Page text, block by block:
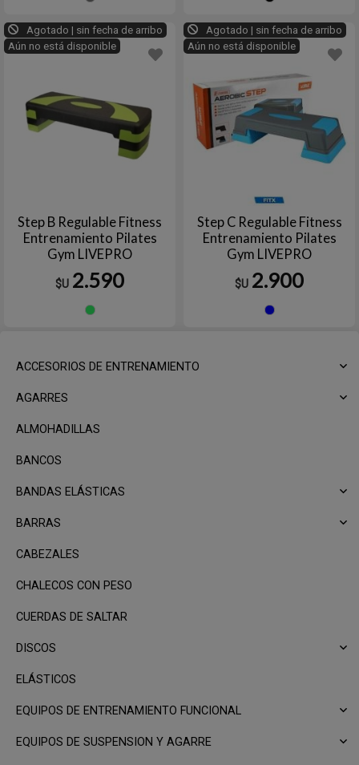
ACCESORIOS DE ENTRENAMIENTO
AGARRES
ALMOHADILLAS
BANCOS
BANDAS ELÁSTICAS
BARRAS
CABEZALES
CHALECOS CON PESO
CUERDAS DE SALTAR
DISCOS
ELÁSTICOS
EQUIPOS DE ENTRENAMIENTO FUNCIONAL
EQUIPOS DE SUSPENSION Y AGARRE
Agotado | sin fecha de arribo
Aún no está disponible
Step B Regulable Fitness
Entrenamiento Pilates
Gym LIVEPRO
$U 2.590
Agotado | sin fecha de arribo
Aún no está disponible
Step C Regulable Fitness
Entrenamiento Pilates
Gym LIVEPRO
$U 2.900